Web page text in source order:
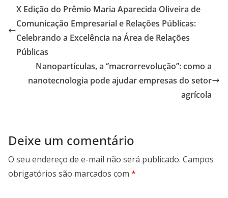
X Edição do Prêmio Maria Aparecida Oliveira de
Comunicação Empresarial e Relações Públicas:
Celebrando a Excelência na Área de Relações
Públicas
Nanopartículas, a ‘’macrorrevolução’’: como a
nanotecnologia pode ajudar empresas do setor
agrícola
Deixe um comentário
O seu endereço de e-mail não será publicado. Campos
obrigatórios são marcados com *